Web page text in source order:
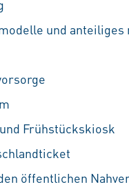
und anteiliges
Frühstückskiosk
öffentlichen